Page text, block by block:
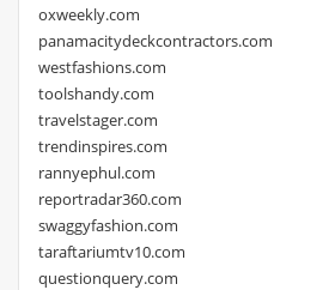
oxweekly.com
panamacitydeckcontractors.com
westfashions.com
toolshandy.com
travelstager.com
trendinspires.com
rannyephul.com
reportradar360.com
swaggyfashion.com
taraftariumtv10.com
questionquery.com